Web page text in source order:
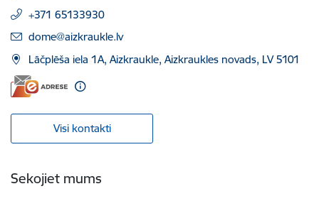
+371 65133930
E-pasts:
dome@aizkraukle.lv
Lāčplēša iela 1A, Aizkraukle, Aizkraukles novads, LV 5101
Visi kontakti
Sekojiet mums